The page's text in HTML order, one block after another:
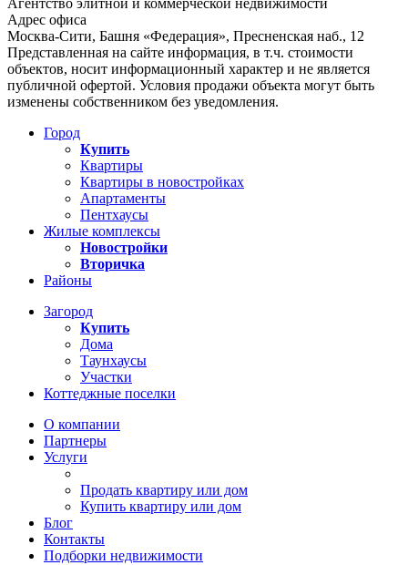
Агентство элитной и коммерческой недвижимости
Адрес офиса
Москва-Сити, Башня «Федерация», Пресненская наб., 12
Представленная на сайте информация, в т.ч. стоимости
объектов, носит информационный характер и не является
публичной офертой. Условия продажи объекта могут быть
изменены собственником без уведомления.
Город
Купить
Квартиры
Квартиры в новостройках
Апартаменты
Пентхаусы
Жилые комплексы
Новостройки
Вторичка
Районы
Загород
Купить
Дома
Таунхаусы
Участки
Коттеджные поселки
О компании
Партнеры
Услуги
Продать квартиру или дом
Купить квартиру или дом
Блог
Контакты
Подборки недвижимости